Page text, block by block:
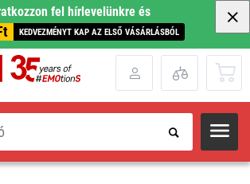
fel hírlevelünkre és
KEDVEZMÉNYT KAP AZ ELSŐ VÁSÁRLÁSBÓL